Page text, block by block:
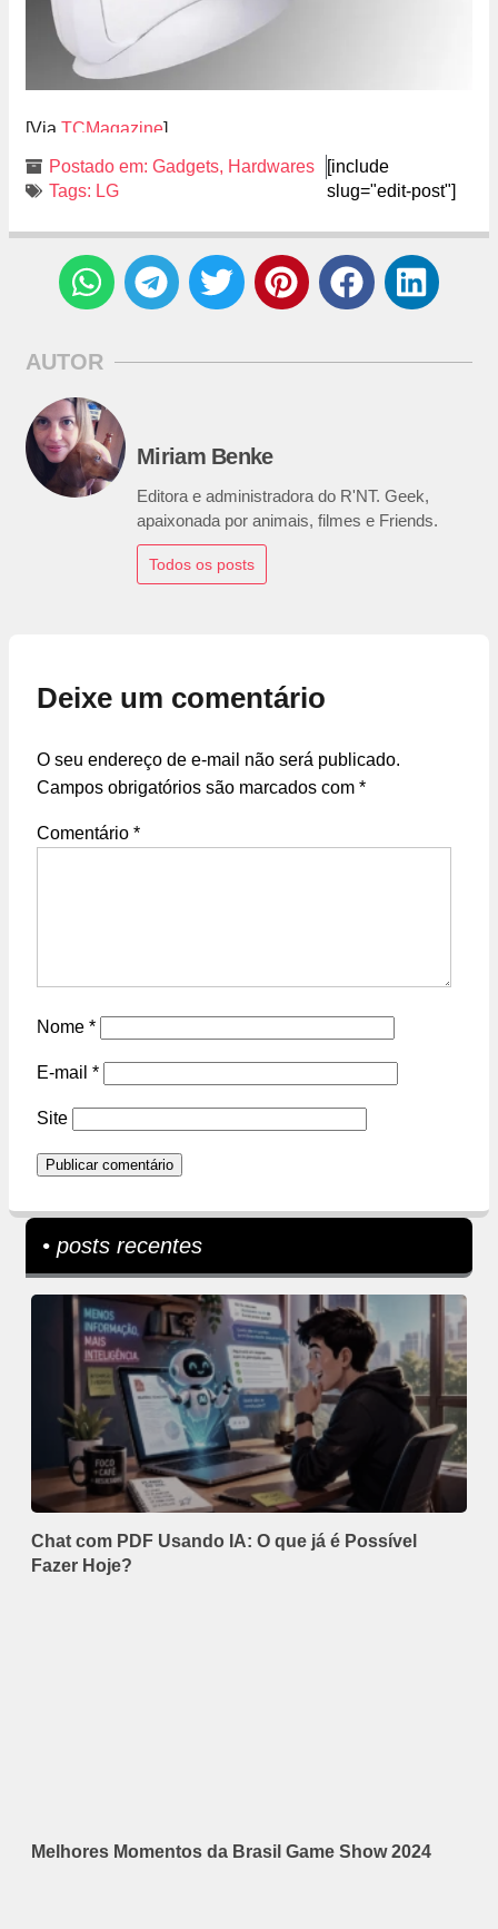
[Via TCMagazine]
Postado em: Gadgets, Hardwares
Tags: LG
[include
slug="edit-post"]
AUTOR
Miriam Benke
Editora e administradora do R'NT. Geek,
apaixonada por animais, filmes e Friends.
Todos os posts
Deixe um comentário
O seu endereço de e-mail não será publicado.
Campos obrigatórios são marcados com *
Comentário *
Nome *
E-mail *
Site
• posts recentes
Chat com PDF Usando IA: O que já é Possível
Fazer Hoje?
Melhores Momentos da Brasil Game Show 2024